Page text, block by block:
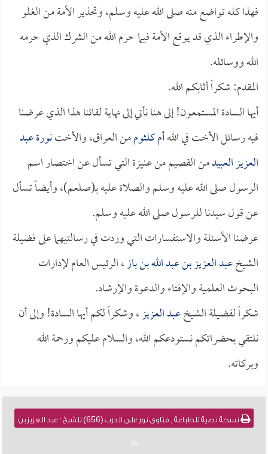
فهذا كله تواضع منه صلى الله عليه وسلم، وتحذير الأمة من الغلو
والإطراء الذي قد يوقع الأمة فيما حرم الله من الشرك الذي حرمه
الله ووسائله.
المقدم: شكراً أثابكم الله.
أيها السادة المستمعون! إلى هنا نأتي إلى نهاية لقائنا هذا الذي عرضنا
فيه رسائل الأخت في اللهأم كلثوممن العراق، والأختنورة عبد
العزيز العبيدمن القصيم من عنيزة التي تسأل عن اختصار اسم
الرسول صلى الله عليه وسلم والصلاة عليه بـ(صلعم)، وأيضاً تسأل
عن قول سيدنا للرسول صلى الله عليه وسلم.
عرضنا الأسئلة والاستفسارات التي وردت في رسالتيهما على فضيلة
الشيخعبد العزيز بن عبد الله بن باز، الرئيس العام لإدارات
البحوث العلمية والإفتاء والدعوة والإرشاد.
شكراً لفضيلة الشيخعبد العزيز، وشكراً لكم أيها السادة! وإلى أن
نلتقي بحضراتكم نستودعكم الله، والسلام عليكم ورحمة الله
وبركاته.
نسخة نصية للطباعة , فتاوى نور على الدرب (656) للشيخ : عبد العزيز بن
باز